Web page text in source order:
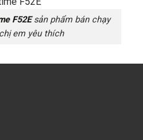
F52Esản phẩm bán chạy
em yêu thích